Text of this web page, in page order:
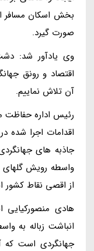
بخش اسکان مسافر
صورت گیرد.
وی یادآور شد:
اقتصاد و رونق
آن تلاش نماییم.
رئیس اداره
اقدامات اجرا
جاذبه های
واسطه رویش گلهای
از اقصی نقاط
هادی منصورکیایی
انباشت زباله به
جهانگردی است